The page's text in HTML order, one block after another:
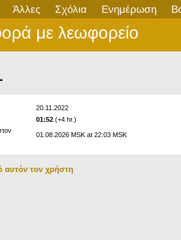
Άλλες Σχόλια Ενημέρωση
με λεωφορείο
20.11.2022
01:52 (+4 hr.)
01.08.2026 MSK at 22:03 MSK
αυτόν τον χρήστη